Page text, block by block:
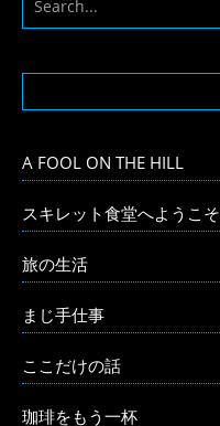
A FOOL ON THE HILL
スキレット食堂へようこそ
旅の生活
まじ手仕事
ここだけの話
珈琲をもう一杯